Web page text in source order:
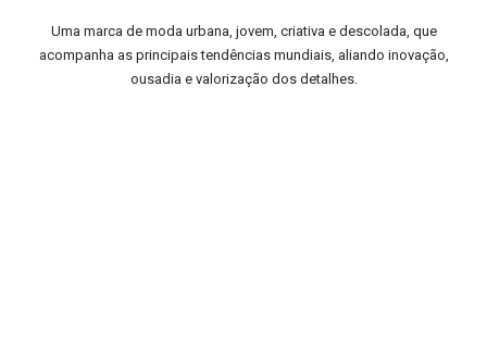
Uma marca de moda urbana, jovem, criativa e descolada, que
acompanha as principais tendências mundiais, aliando inovação,
ousadia e valorização dos detalhes.